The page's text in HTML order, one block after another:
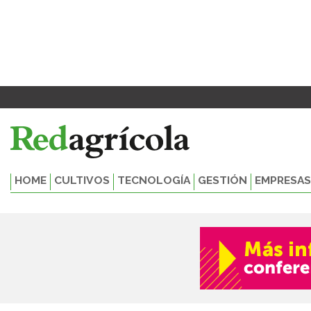
HOME CULTIVOS TECNOLOGÍA GESTIÓN EMPRESAS